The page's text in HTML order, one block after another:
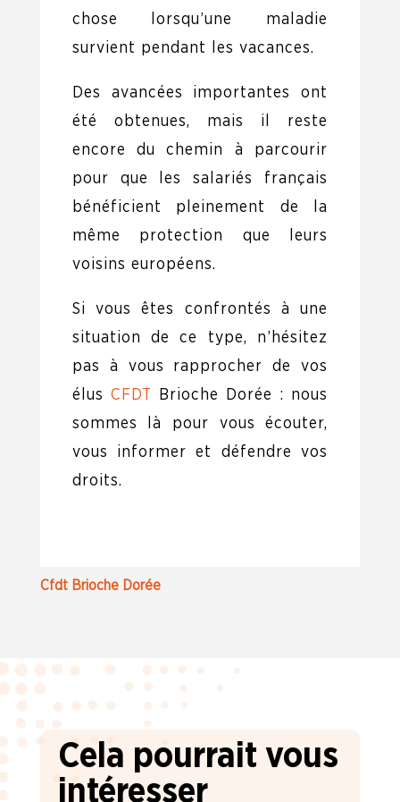
chose lorsqu’une maladie
survient pendant les vacances.
Des avancées importantes ont
été obtenues, mais il reste
encore du chemin à parcourir
pour que les salariés français
bénéficient pleinement de la
même protection que leurs
voisins européens.
Si vous êtes confrontés à une
situation de ce type, n’hésitez
pas à vous rapprocher de vos
élus CFDT Brioche Dorée : nous
sommes là pour vous écouter,
vous informer et défendre vos
droits.
Cfdt Brioche Dorée
Cela pourrait vous
intéresser